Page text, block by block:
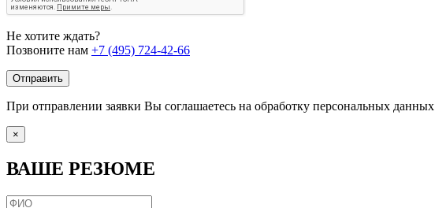
Не хотите ждать?
Позвоните нам +7 (495) 724-42-66
Отправить
При отправлении заявки Вы соглашаетесь на обработку персональных данных
×
ВАШЕ РЕЗЮМЕ